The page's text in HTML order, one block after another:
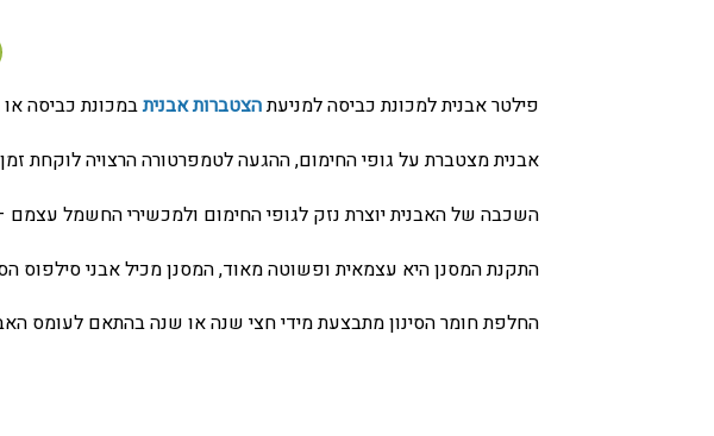
פילטר אבנית למכונת כביסה למניעתהצטברות אבניתבמכונת כביסה
אבנית מצטברת על גופי החימום, ההגעה לטמפרטורה הרצויה לוקחת
השכבה של האבנית יוצרת נזק לגופי החימום ולמכשירי החשמל
התקנת המסנן היא עצמאית ופשוטה מאוד, המסנן מכיל אבני סילפוס
החלפת חומר הסינון מתבצעת מידי חצי שנה או שנה בהתאם לעומס